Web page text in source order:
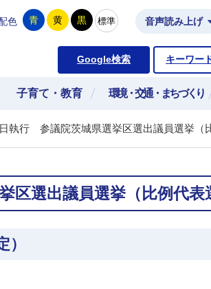
ムページ
色 青 黄 黒 標準 音声読み上げ
Google検索 キーワー
子育て・教育 環境・交通・まちづくり
執行 参議院茨城県選挙区選出議員選挙（
選出議員選挙（比例代表